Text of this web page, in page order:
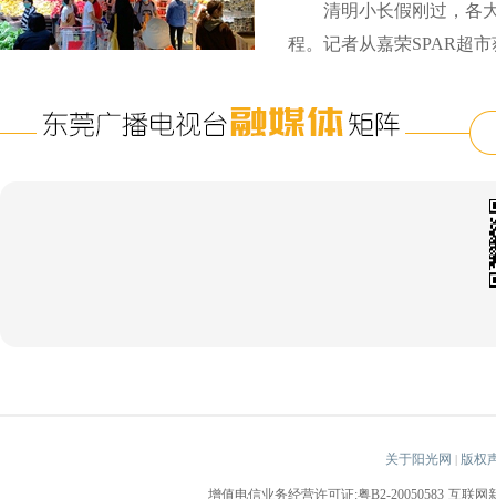
清明小长假刚过，各大
程。记者从嘉荣SPAR超市
关于阳光网 | 版权
增值电信业务经营许可证:粤B2-20050583 互联网